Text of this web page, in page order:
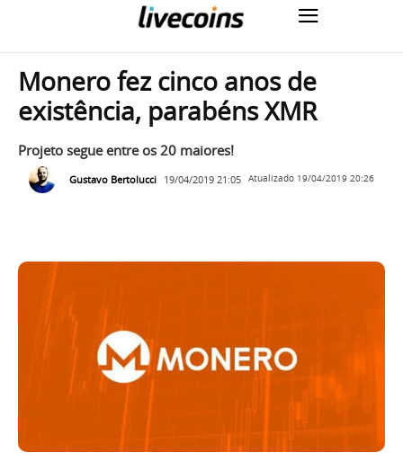
Monero fez cinco anos de
existência, parabéns XMR
Projeto segue entre os 20 maiores!
Gustavo Bertolucci 19/04/2019 21:05 Atualizado 19/04/2019 20:26